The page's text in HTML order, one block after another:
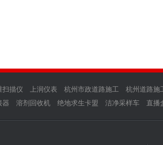
扫描仪 上润仪表 杭州市政道路施工 杭州道路施
器 溶剂回收机 绝地求生卡盟 洁净采样车 直播